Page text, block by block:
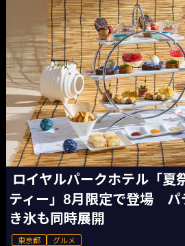
ロイヤルパークホテル「夏
ティー」8月限定で登場 パ
き氷も同時展開
東京都 グルメ